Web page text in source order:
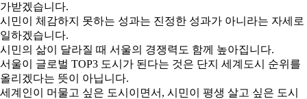
가받겠습니다.
시민이 체감하지 못하는 성과는 진정한 성과가 아니라는 자세로
일하겠습니다.
시민의 삶이 달라질 때 서울의 경쟁력도 함께 높아집니다.
서울이 글로벌 TOP3 도시가 된다는 것은 단지 세계도시 순위를
올리겠다는 뜻이 아닙니다.
세계인이 머물고 싶은 도시이면서, 시민이 평생 살고 싶은 도시